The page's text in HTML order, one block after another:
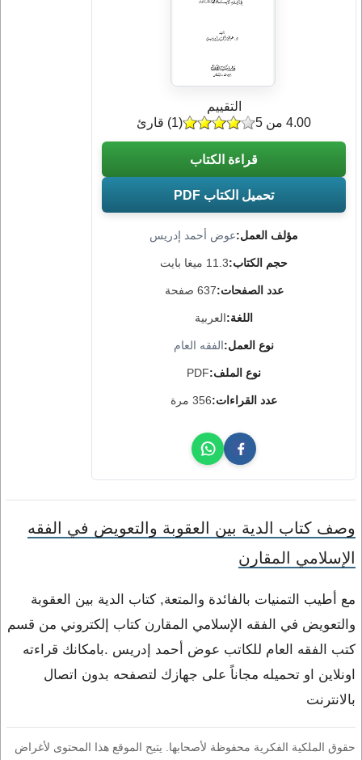
مؤلف العمل:عوض أحمد إدريس
حجم الكتاب:11.3 ميغا بايت
عدد الصفحات:637 صفحة
اللغة:العربية
نوع العمل:الفقه العام
نوع الملف:PDF
عدد القراءات:356 مرة
التقييم
(
1) قارئ 4.00 من 5
قراءة الكتاب
تحميل الكتاب PDF
وصف كتاب الدية بين العقوبة والتعويض في الفقه
الإسلامي المقارن
مع أطيب التمنيات بالفائدة والمتعة, كتاب الدية بين العقوبة
والتعويض في الفقه الإسلامي المقارن كتاب إلكتروني من قسم
كتب الفقه العام للكاتب عوض أحمد إدريس .بامكانك قراءته
اونلاين او تحميله مجاناً على جهازك لتصفحه بدون اتصال
بالانترنت
حقوق الملكية الفكرية محفوظة لأصحابها. يتيح الموقع هذا المحتوى لأغراض